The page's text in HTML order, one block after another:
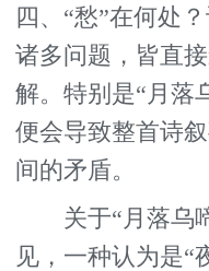
四、“愁”在何处
诸多问题，皆直
解。特别是“月落
便会导致整首诗
间的矛盾。
关于“月落乌啼
见，一种认为是“